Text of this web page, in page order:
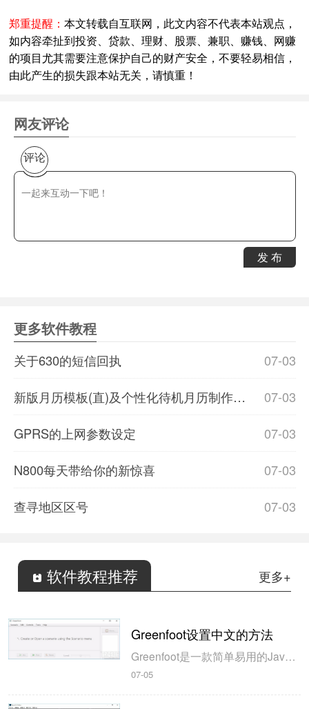
郑重提醒： 本文转载自互联网，此文内容不代表本站观点，
如内容牵扯到投资、贷款、理财、股票、兼职、赚钱、网赚
的项目尤其需要注意保护自己的财产安全，不要轻易相信，
由此产生的损失跟本站无关，请慎重！
网友评论
评论
发 布
更多软件教程
07-03
关于630的短信回执
07-03
新版月历模板(直)及个性化待机月历制作详解
07-03
GPRS的上网参数设定
07-03
N800每天带给你的新惊喜
07-03
查寻地区区号
软件教程推荐 更多+
Greenfoot设置中文的方法
Greenfoot是一款简单易用的Java开发环境，该软件界面清爽简约，既可以作为一个开发框使用，也能够作为集成开发环境使用，操作起来十分简单。这款软件支持多种语言，但是默认的语言是英文，因此将该软件下载到电脑上的时候，会发现软件的界面语言是英文版本的，这对于英语基础较差的朋友来说，使用这款软件就会...
07-05